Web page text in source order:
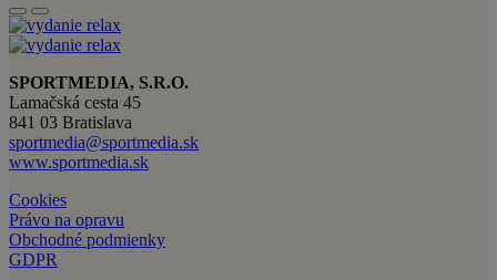
SPORTMEDIA, S.R.O.
Lamačská cesta 45
841 03 Bratislava
sportmedia@sportmedia.sk
www.sportmedia.sk
Cookies
Právo na opravu
Obchodné podmienky
GDPR